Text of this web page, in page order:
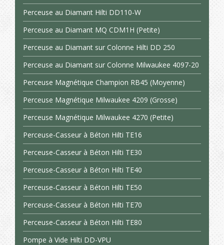
Perceuse au Diamant Hilti DD110-W
Perceuse au Diamant MQ CDM1H (Petite)
Perceuse au Diamant sur Colonne Hilti DD 250
Perceuse au Diamant sur Colonne Milwaukee 4097-20
Perceuse Magnétique Champion RB45 (Moyenne)
Perceuse Magnétique Milwaukee 4209 (Grosse)
Perceuse Magnétique Milwaukee 4270 (Petite)
Perceuse-Casseur à Béton Hilti TE16
Perceuse-Casseur à Béton Hilti TE30
Perceuse-Casseur à Béton Hilti TE40
Perceuse-Casseur à Béton Hilti TE50
Perceuse-Casseur à Béton Hilti TE70
Perceuse-Casseur à Béton Hilti TE80
Pompe à Vide Hilti DD-VPU